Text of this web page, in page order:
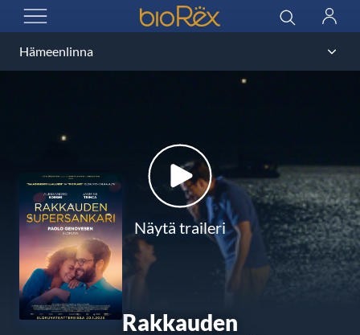
AVAA VALIKKO
BioRex Cinemas Haku
Näytä traileri
Rakkauden